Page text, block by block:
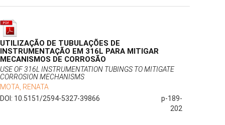
UTILIZAÇÃO DE TUBULAÇÕES DE
INSTRUMENTAÇÃO EM 316L PARA MITIGAR
MECANISMOS DE CORROSÃO
USE OF 316L INSTRUMENTATION TUBINGS TO MITIGATE
CORROSION MECHANISMS
MOTA, RENATA
DOI: 10.5151/2594-5327-39866
p-189-
202